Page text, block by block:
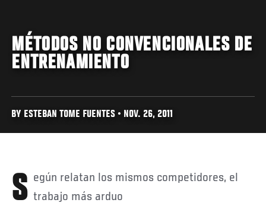
MÉTODOS NO CONVENCIONALES DE
ENTRENAMIENTO
BY ESTEBAN TOME FUENTES • NOV. 26, 2011
Según relatan los mismos competidores, el trabajo más arduo